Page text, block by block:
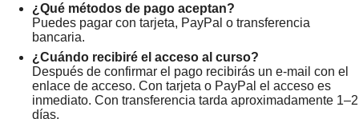
¿Qué métodos de pago aceptan?
Puedes pagar con tarjeta, PayPal o transferencia
bancaria.
¿Cuándo recibiré el acceso al curso?
Después de confirmar el pago recibirás un e-mail con el
enlace de acceso. Con tarjeta o PayPal el acceso es
inmediato. Con transferencia tarda aproximadamente 1–2
días.